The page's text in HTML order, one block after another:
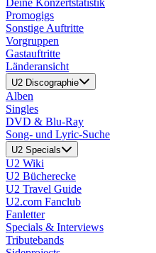
Deine Konzertstatistik
Promogigs
Sonstige Auftritte
Vorgruppen
Gastauftritte
Länderansicht
U2 Discographie
Alben
Singles
DVD & Blu-Ray
Song- und Lyric-Suche
U2 Specials
U2 Wiki
U2 Bücherecke
U2 Travel Guide
U2.com Fanclub
Fanletter
Specials & Interviews
Tributebands